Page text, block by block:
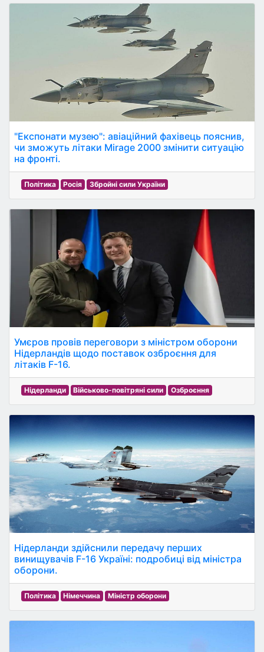
"Експонати музею": авіаційний фахівець пояснив,
чи зможуть літаки Mirage 2000 змінити ситуацію
на фронті.
Політика Росія Збройні сили України
Умєров провів переговори з міністром оборони
Нідерландів щодо поставок озброєння для
літаків F-16.
Нідерланди Військово-повітряні сили Озброєння
Нідерланди здійснили передачу перших
винищувачів F-16 Україні: подробиці від міністра
оборони.
Політика Німеччина Міністр оборони